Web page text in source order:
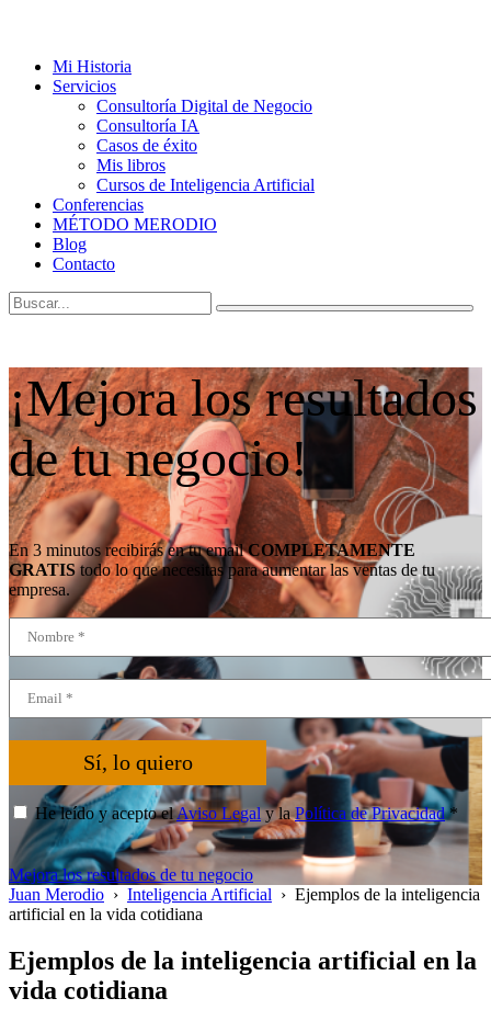
Mi Historia
Servicios
Consultoría Digital de Negocio
Consultoría IA
Casos de éxito
Mis libros
Cursos de Inteligencia Artificial
Conferencias
MÉTODO MERODIO
Blog
Contacto
¡Mejora los resultados
de tu negocio!
En 3 minutos recibirás en tu emailCOMPLETAMENTE
GRATIStodo lo que necesitas para aumentar las ventas de tu
empresa.
Sí, lo quiero
He leído y acepto elAviso Legaly laPolítica de Privacidad*
Mejora los resultados de tu negocio
Juan Merodio › Inteligencia Artificial › Ejemplos de la inteligencia
artificial en la vida cotidiana
Ejemplos de la inteligencia artificial en la
vida cotidiana